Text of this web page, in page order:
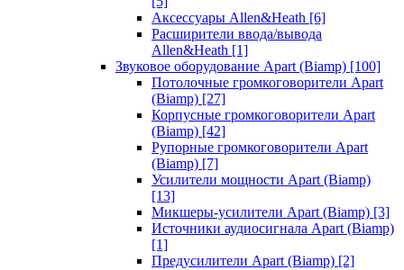
Аксессуары Allen&Heath [6]
Расширители ввода/вывода
Allen&Heath [1]
Звуковое оборудование Apart (Biamp) [100]
Потолочные громкоговорители Apart
(Biamp) [27]
Корпусные громкоговорители Apart
(Biamp) [42]
Рупорные громкоговорители Apart
(Biamp) [7]
Усилители мощности Apart (Biamp)
[13]
Микшеры-усилители Apart (Biamp) [3]
Источники аудиосигнала Apart (Biamp)
[1]
Предусилители Apart (Biamp) [2]